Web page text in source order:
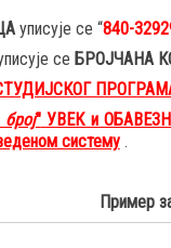
уписује се “840-
се БРОЈЧАНА
"УВЕК и
систему .
Пример